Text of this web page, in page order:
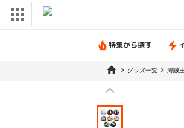
特集から探す
グッズ一覧 海賊